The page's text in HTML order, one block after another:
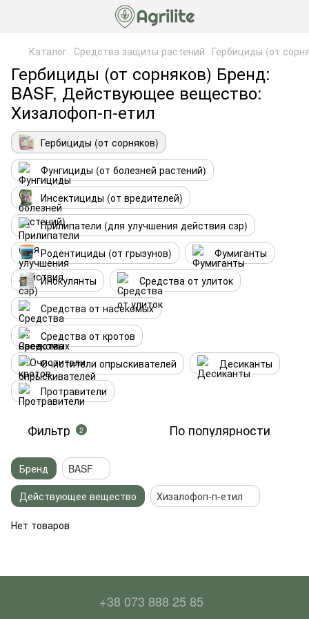
Каталог Средства защиты растений Гербициды (от
Гербициды (от сорняков) Бренд:
BASF, Действующее вещество:
Хизалофоп-п-етил
Гербициды (от сорняков)
Фунгициды (от болезней растений)
Инсектициды (от вредителей)
Прилипатели (для улучшения действия сзр)
Родентициды (от грызунов)
Фумиганты
Инокулянты
Средства от улиток
Средства от насекомых
Средства от кротов
Очистители опрыскивателей
Десиканты
Протравители
Фильтр 2 По популярности
Бренд
BASF
Действующее вещество
Хизалофоп-п-етил
Нет товаров
+38 073 888 25 85